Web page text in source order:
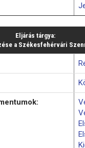
Eljárás tárgya:
a Székesfehérvári